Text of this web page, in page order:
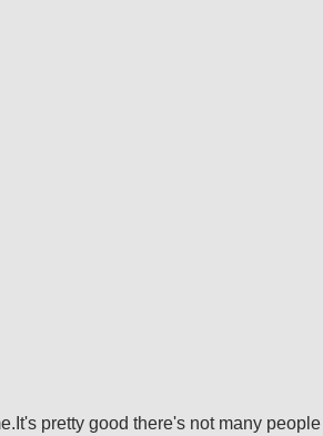
pretty good there's not many